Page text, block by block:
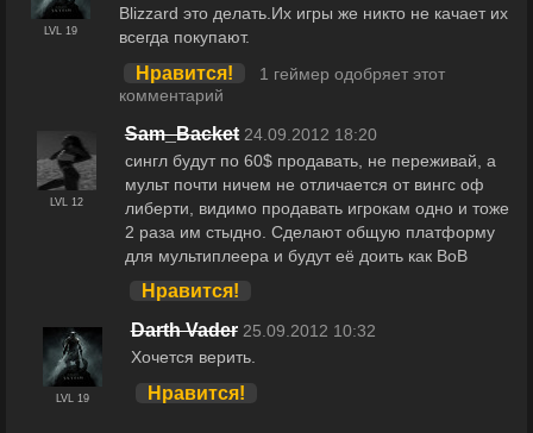
LVL 19
Blizzard это делать.Их игры же никто не качает их
всегда покупают.
Нравится!
1 геймер одобряет этот
комментарий
LVL 12
Sam_Backet 24.09.2012 18:20
сингл будут по 60$ продавать, не переживай, а
мульт почти ничем не отличается от вингс оф
либерти, видимо продавать игрокам одно и тоже
2 раза им стыдно. Сделают общую платформу
для мультиплеера и будут её доить как ВоВ
Нравится!
LVL 19
Darth Vader 25.09.2012 10:32
Хочется верить.
Нравится!